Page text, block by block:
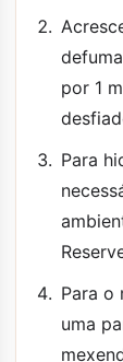
por 1
Para
Para o
uma